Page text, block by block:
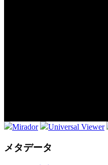
Mirador Universal Viewer
メタデータ